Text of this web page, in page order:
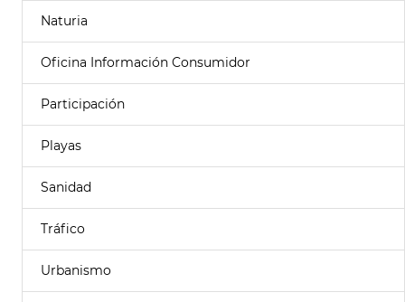
Naturia
Oficina Información Consumidor
Participación
Playas
Sanidad
Tráfico
Urbanismo